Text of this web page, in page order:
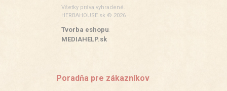
Všetky práva vyhradené.
HERBAHOUSE.sk © 2026
Tvorba eshopu:
MEDIAHELP.sk
Poradňa pre zákazníkov